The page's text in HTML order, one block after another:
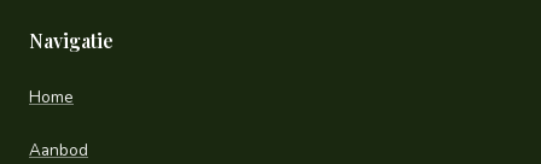
Navigatie
Home
Aanbod